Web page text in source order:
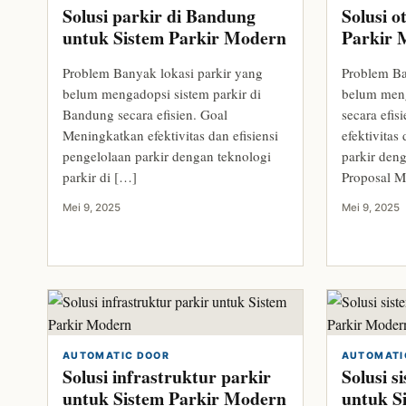
Solusi parkir di Bandung
untuk Sistem Parkir Modern
Problem Banyak lokasi parkir yang
belum mengadopsi sistem parkir di
Bandung secara efisien. Goal
Meningkatkan efektivitas dan efisiensi
pengelolaan parkir dengan teknologi
parkir di […]
Mei 9, 2025
Solusi
Parkir
Problem
belum
secara
efektivitas
parkir
Proposal
Mei 9, 2025
AUTOMATIC DOOR
Solusi infrastruktur parkir
untuk Sistem Parkir Modern
Solusi
untuk